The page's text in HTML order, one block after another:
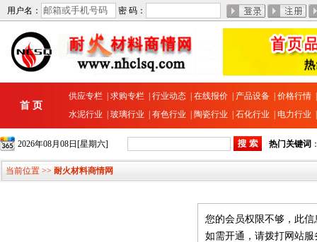
用户名： 密 码：
首 页
供应专栏 求购专栏 行业动态 在线报价 产品设备 价格行情
水泥行业
玻璃行业 有色行业 陶瓷行业 石化行业 电力行业
2026年08月08日[星期六] 热门关键词
当前位置 >> 耐火材料商情网
您的会员权限不够，此信
如需开通，请拨打网站服